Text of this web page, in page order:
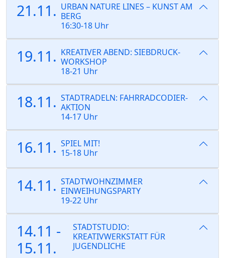
21.11. URBAN NATURE LINES – KUNST AM
BERG
16:30-18 Uhr
19.11. KREATIVER ABEND: SIEBDRUCK-
WORKSHOP
18-21 Uhr
18.11. STADTRADELN: FAHRRADCODIER-
AKTION
14-17 Uhr
16.11. SPIEL MIT!
15-18 Uhr
14.11. STADTWOHNZIMMER
EINWEIHUNGSPARTY
19-22 Uhr
14.11 -
15.11.
STADTSTUDIO:
KREATIVWERKSTATT FÜR
JUGENDLICHE